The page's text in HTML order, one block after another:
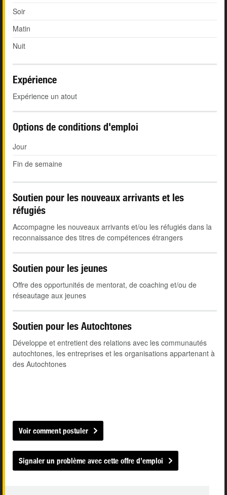
Soir
Matin
Nuit
Expérience
Expérience un atout
Options de conditions d'emploi
Jour
Fin de semaine
Soutien pour les nouveaux arrivants et les
réfugiés
Accompagne les nouveaux arrivants et/ou les réfugiés dans la
reconnaissance des titres de compétences étrangers
Soutien pour les jeunes
Offre des opportunités de mentorat, de coaching et/ou de
réseautage aux jeunes
Soutien pour les Autochtones
Développe et entretient des relations avec les communautés
autochtones, les entreprises et les organisations appartenant à
des Autochtones
Voir comment postuler
Signaler un problème avec cette offre d’emploi